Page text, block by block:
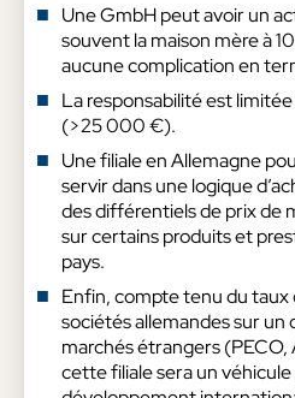
Une GmbH peut avoir un
souvent la maison mère à
aucune complication en
La responsabilité est
(>25 000 €).
Une filiale en Allemagne
servir dans une logique
des différentiels de prix de
sur certains produits et
pays.
Enfin, compte tenu du
sociétés allemandes sur
marchés étrangers (PECO,
cette filiale sera un